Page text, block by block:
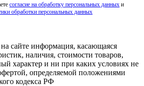
согласие на обработку персональных данных и
обработки персональных данных
сайте информация, касающаяся
наличия, стоимости товаров,
характер и ни при каких условиях не
определяемой положениями
кодекса РФ